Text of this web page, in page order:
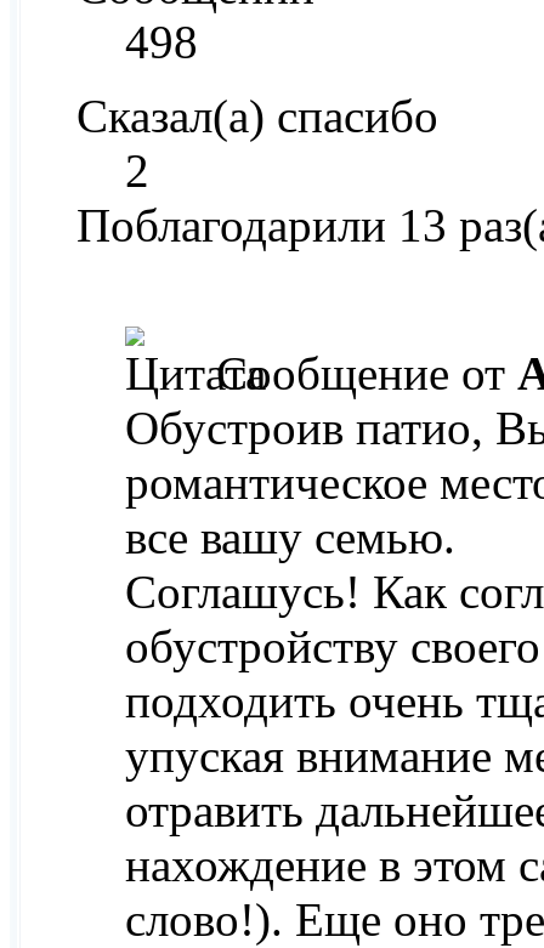
498
Сказал(а) спасибо
2
Поблагодарили 13
Сообщение от
Обустроив патио,
романтическое
все вашу семью.
Соглашусь! Как
обустройству
подходить очень
упуская внимание
отравить
нахождение в этом
слово!). Еще оно